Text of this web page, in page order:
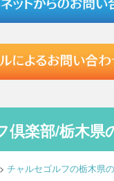
倶楽部/栃木県
> チャルセゴルフの栃木県